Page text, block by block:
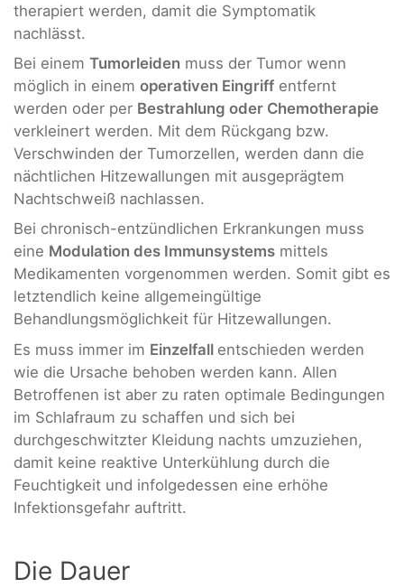
therapiert werden, damit die Symptomatik
nachlässt.
Bei einem Tumorleiden muss der Tumor wenn
möglich in einem operativen Eingriff entfernt
werden oder per Bestrahlung oder Chemotherapie
verkleinert werden. Mit dem Rückgang bzw.
Verschwinden der Tumorzellen, werden dann die
nächtlichen Hitzewallungen mit ausgeprägtem
Nachtschweiß nachlassen.
Bei chronisch-entzündlichen Erkrankungen muss
eine Modulation des Immunsystems mittels
Medikamenten vorgenommen werden. Somit gibt es
letztendlich keine allgemeingültige
Behandlungsmöglichkeit für Hitzewallungen.
Es muss immer im Einzelfall entschieden werden
wie die Ursache behoben werden kann. Allen
Betroffenen ist aber zu raten optimale Bedingungen
im Schlafraum zu schaffen und sich bei
durchgeschwitzter Kleidung nachts umzuziehen,
damit keine reaktive Unterkühlung durch die
Feuchtigkeit und infolgedessen eine erhöhe
Infektionsgefahr auftritt.
Die Dauer